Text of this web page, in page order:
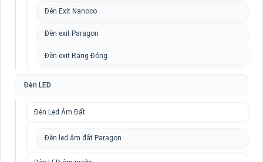
Đèn Exit Nanoco
Đèn exit Paragon
Đèn exit Rạng Đông
Đèn LED
Đèn Led Âm Đất
Đèn led âm đất Paragon